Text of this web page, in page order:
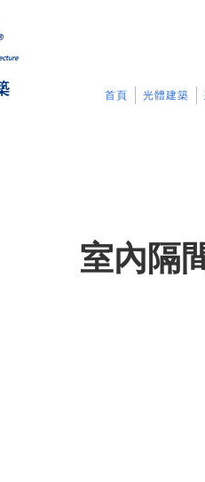
首頁 光體建築
室內隔